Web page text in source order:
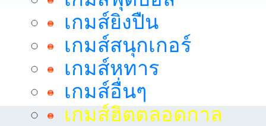
เกมส์ยิงปืน
เกมส์สนุกเกอร์
เกมส์หทาร
เกมส์อื่นๆ
เกมส์ฮิตตลอดกาล